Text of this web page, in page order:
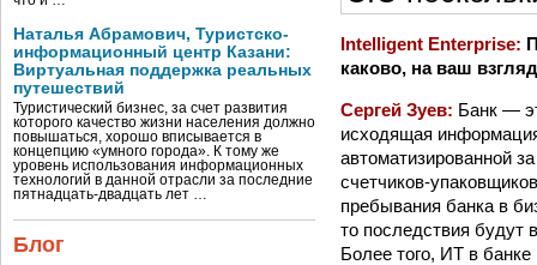
Наталья Абрамович, Туристско-
информационный центр Казани:
Виртуальная поддержка реальных
путешествий
Туристический бизнес, за счет развития
которого качество жизни населения должно
повышаться, хорошо вписывается в
концепцию «умного города». К тому же
уровень использования информационных
технологий в данной отрасли за последние
пятнадцать-двадцать лет …
Блог
Intelligent Enterprise:
каково, на ваш
Сергей Зуев: Банк —
исходящая
автоматизированной
счетчиков-
пребывания банка в
то последствия будут
Более того, ИТ в